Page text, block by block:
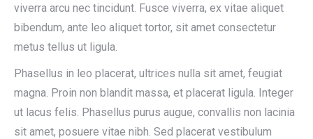
viverra arcu nec tincidunt. Fusce viverra, ex vitae aliquet
bibendum, ante leo aliquet tortor, sit amet consectetur
metus tellus ut ligula.
Phasellus in leo placerat, ultrices nulla sit amet, feugiat
magna. Proin non blandit massa, et placerat ligula. Integer
ut lacus felis. Phasellus purus augue, convallis non lacinia
sit amet, posuere vitae nibh. Sed placerat vestibulum